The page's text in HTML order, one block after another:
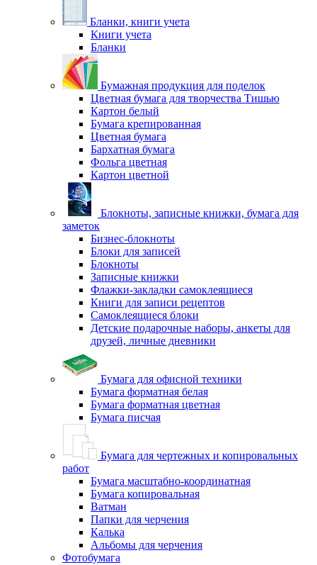
Бланки, книги учета
Книги учета
Бланки
Бумажная продукция для поделок
Цветная бумага для творчества Тишью
Картон белый
Бумага крепированная
Цветная бумага
Бархатная бумага
Фольга цветная
Картон цветной
Блокноты, записные книжки, бумага для
заметок
Бизнес-блокноты
Блоки для записей
Блокноты
Записные книжки
Флажки-закладки самоклеящиеся
Книги для записи рецептов
Самоклеящиеся блоки
Детские подарочные наборы, анкеты для
друзей, личные дневники
Бумага для офисной техники
Бумага форматная белая
Бумага форматная цветная
Бумага писчая
Бумага для чертежных и копировальных
работ
Бумага масштабно-координатная
Бумага копировальная
Ватман
Папки для черчения
Калька
Альбомы для черчения
Фотобумага